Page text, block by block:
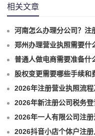
相关文章
河南怎么办理分公司？注
郑州办理营业执照需要什
普通人做电商需要准备什
股权变更需要哪些手续和
2026年注册营业执照流程
2026年新注册公司税务登
2026年一人有限公司注册
2026抖音小店个体户注册